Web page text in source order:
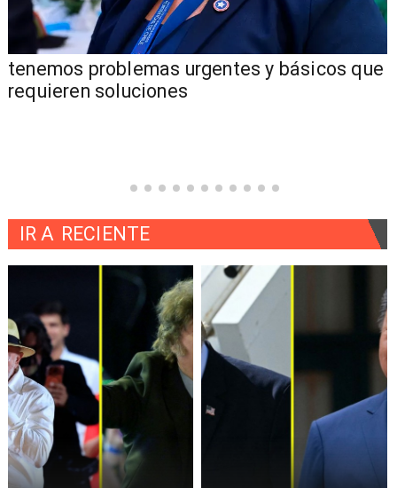
tenemos problemas urgentes y básicos que
requieren soluciones
IR A RECIENTE